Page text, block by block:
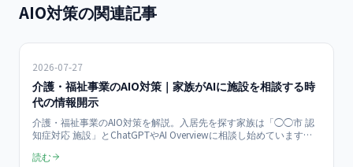
AIO対策の関連記事
2026-07-27
介護・福祉事業のAIO対策｜家族がAIに施設を相談する時
代の情報開示
介護・福祉事業のAIO対策を解説。入居先を探す家族は「◯◯市 認
知症対応 施設」とChatGPTやAI Overviewに相談し始めています。AI
医療対応の書き方、サイト実装まで具体化。当社のAIO対策は診断
読む